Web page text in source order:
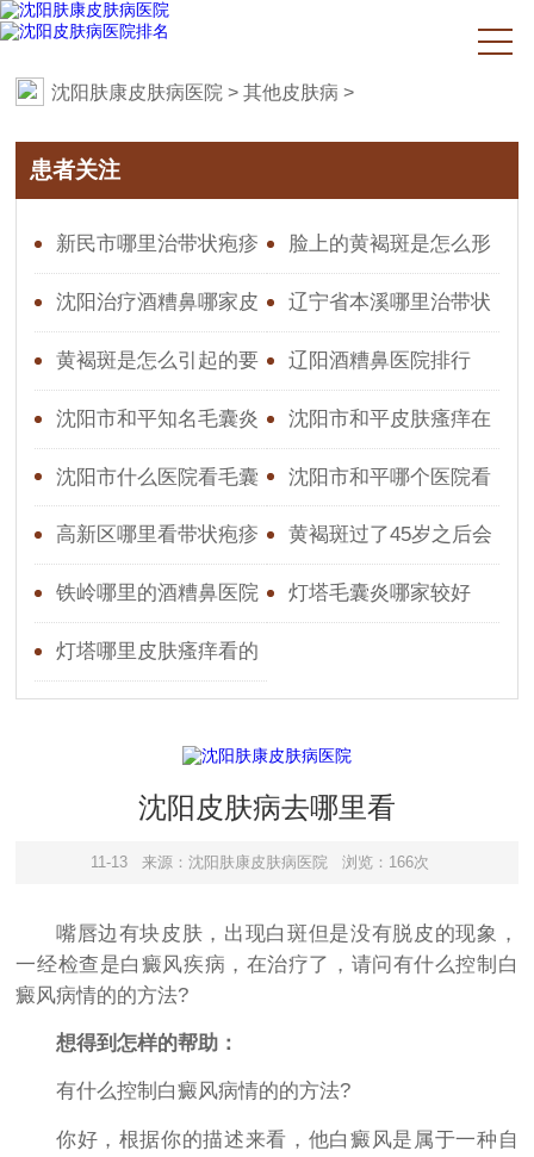
沈阳肤康皮肤病医院 >其他皮肤病 >
患者关注
新民市哪里治带状疱疹
效果好
脸上的黄褐斑是怎么形
成的原因图片
沈阳治疗酒糟鼻哪家皮
肤科好-沈阳皮肤医院更好
的比较
辽宁省本溪哪里治带状
疱疹好
黄褐斑是怎么引起的要
怎么去根治呢
辽阳酒糟鼻医院排行
沈阳市和平知名毛囊炎
医院,医院口碑怎么样
沈阳市和平皮肤瘙痒在
哪看
沈阳市什么医院看毛囊
炎好
沈阳市和平哪个医院看
皮肤瘙痒好一点的
高新区哪里看带状疱疹
好些
黄褐斑过了45岁之后会
淡吗
铁岭哪里的酒糟鼻医院
好
灯塔毛囊炎哪家较好
灯塔哪里皮肤瘙痒看的
沈阳皮肤病去哪里看
11-13 来源：沈阳肤康皮肤病医院 浏览：166次
嘴唇边有块皮肤，出现白斑但是没有脱皮的现象，
一经检查是白癜风疾病，在治疗了，请问有什么控制白
癜风病情的的方法?
想得到怎样的帮助：
有什么控制白癜风病情的的方法?
你好，根据你的描述来看，他白癜风是属于一种自